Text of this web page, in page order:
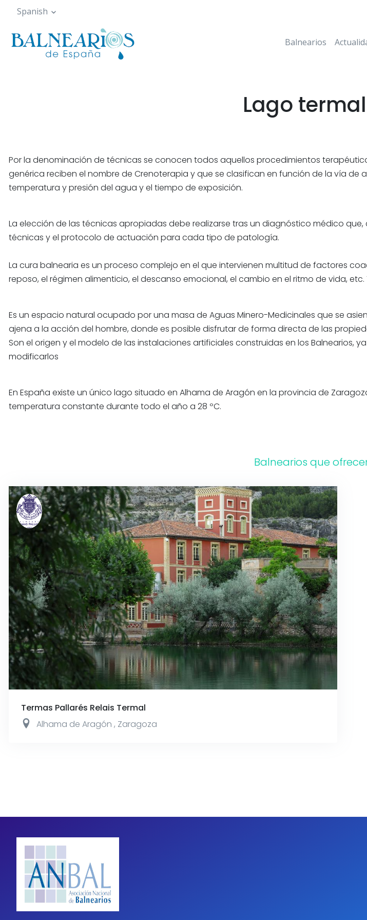
Pasar
contenido
principal
Spanish
Balnearios
Lago
Por la denominación de técnicas se conocen todos aquellos procedimientos
genérica reciben el nombre de Crenoterapia y que se clasifican en función de la vía
temperatura y presión del agua y el tiempo de exposición.
La elección de las técnicas apropiadas debe realizarse tras un diagnóstico médico
técnicas y el protocolo de actuación para cada tipo de patología.
La cura balnearia es un proceso complejo en el que intervienen multitud de factores
reposo, el régimen alimenticio, el descanso emocional, el cambio en el ritmo de vida,
Es un espacio natural ocupado por una masa de Aguas Minero-Medicinales que se
ajena a la acción del hombre, donde es posible disfrutar de forma directa de las
Son el origen y el modelo de las instalaciones artificiales construidas en los
modificarlos
En España existe un único lago situado en Alhama de Aragón en la provincia de
temperatura constante durante todo el año a 28 ºC.
Balnearios que
Termas Pallarés Relais Termal
Alhama de Aragón , Zaragoza